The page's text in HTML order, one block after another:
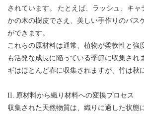
されています。 たとえば、ラッシュ、キャ
かの木の樹皮でさえ、美しい手作りのバス
ができます。
これらの原材料は通常、植物が柔軟性と強
も活発な成長に陥っている季節に収集され
ギはほとんど春に収集されますが、竹は秋
II. 原材料から織り材料への変換プロセス
収集された天然物質は、織りに適した状態